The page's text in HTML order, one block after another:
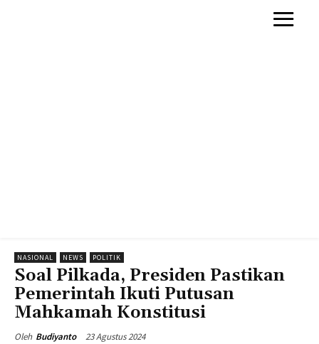
NASIONAL NEWS POLITIK
Soal Pilkada, Presiden Pastikan
Pemerintah Ikuti Putusan
Mahkamah Konstitusi
Oleh Budiyanto 23 Agustus 2024